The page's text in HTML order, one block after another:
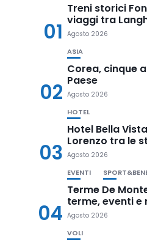
01
Treni storici
viaggi tra
Agosto 2026
02
ASIA
Corea, cinque
Paese
Agosto 2026
03
HOTEL
Hotel Bella
Lorenzo tra le
Agosto 2026
04
EVENTI
Terme De
terme, eventi e
Agosto 2026
VOLI